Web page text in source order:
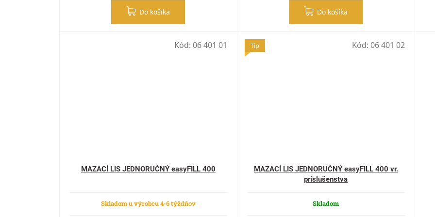
Do košíka Do košíka
MAZACÍ LIS JEDNORUČNÝ easyFILL 400
Skladom u výrobcu 4-6 týždňov
Kód: 06 401 01 Tip
MAZACÍ LIS JEDNORUČNÝ easyFILL 400 vr.
príslušenstva
Skladom
Kód: 06 401 02